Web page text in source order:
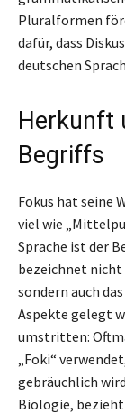
Pluralformen
dafür, dass
deutschen
Herkunft
Begriffs
Fokus hat seine
viel wie
Sprache ist der
bezeichnet nicht
sondern auch
Aspekte gelegt
umstritten:
„Foki“
gebräuchlich
Biologie, bezieht